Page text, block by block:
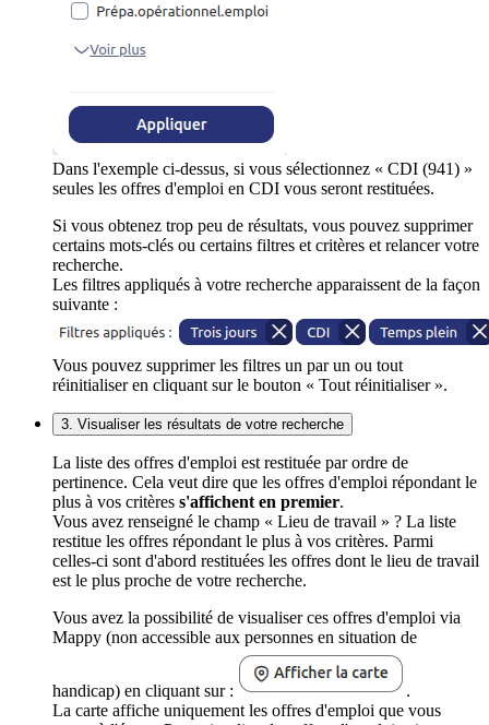
Dans l'exemple ci-dessus, si vous sélectionnez « CDI (941) »
seules les offres d'emploi en CDI vous seront restituées.
Si vous obtenez trop peu de résultats, vous pouvez supprimer
certains mots-clés ou certains filtres et critères et relancer votre
recherche.
Les filtres appliqués à votre recherche apparaissent de la façon
suivante :
Vous pouvez supprimer les filtres un par un ou tout
réinitialiser en cliquant sur le bouton « Tout réinitialiser ».
3. Visualiser les résultats de votre recherche
La liste des offres d'emploi est restituée par ordre de
pertinence. Cela veut dire que les offres d'emploi répondant le
plus à vos critères s'affichent en premier.
Vous avez renseigné le champ « Lieu de travail » ? La liste
restitue les offres répondant le plus à vos critères. Parmi
celles-ci sont d'abord restituées les offres dont le lieu de travail
est le plus proche de votre recherche.
Vous avez la possibilité de visualiser ces offres d'emploi via
Mappy (non accessible aux personnes en situation de
handicap) en cliquant sur :
.
La carte affiche uniquement les offres d'emploi que vous